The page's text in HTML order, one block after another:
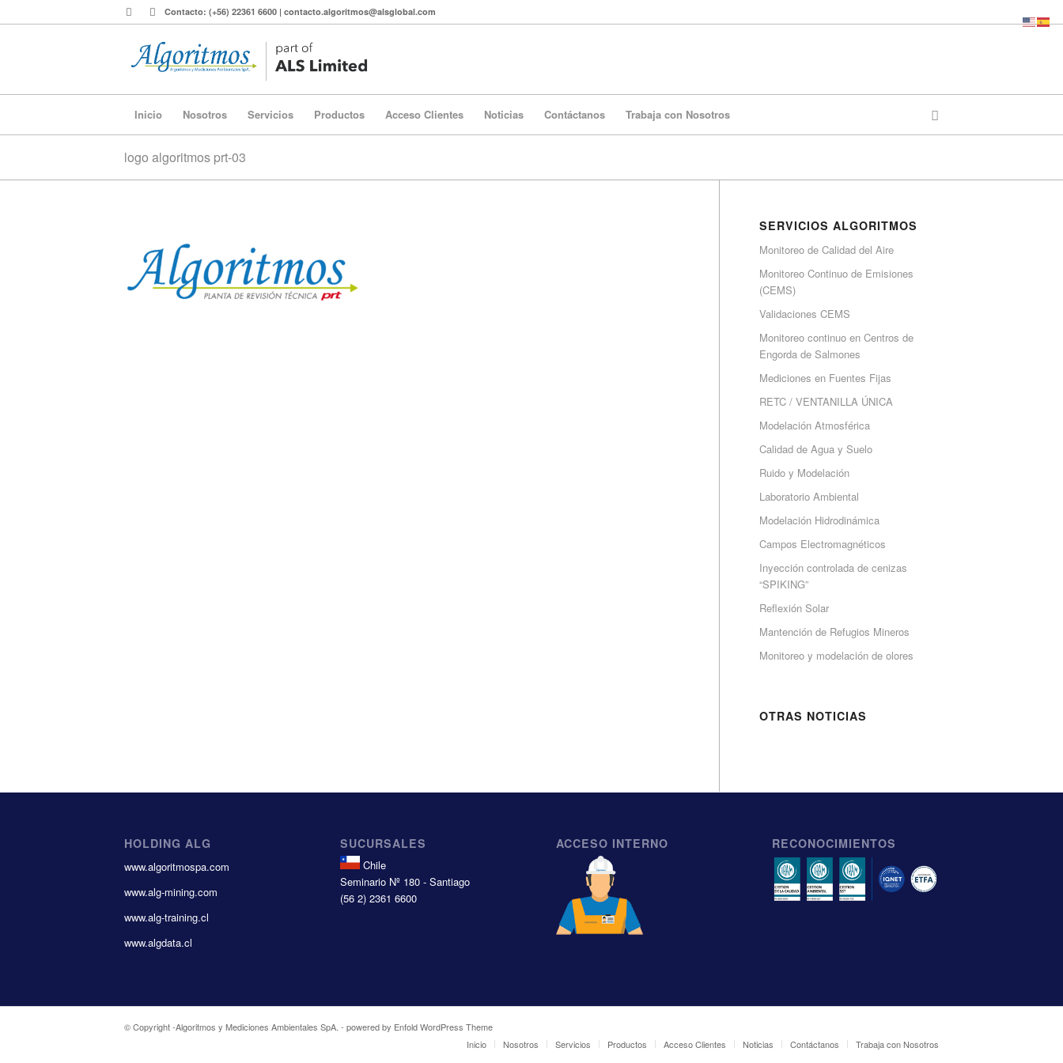
Contacto: (+56) 22361 6600 | contacto.algoritmos@alsglobal.com
Inicio Nosotros Servicios Productos Acceso Clientes Noticias Contáctanos Trabaja con Nosotros
logo algoritmos prt-03
SERVICIOS ALGORITMOS
Monitoreo de Calidad del Aire
Monitoreo Continuo de Emisiones
(CEMS)
Validaciones CEMS
Monitoreo continuo en Centros de
Engorda de Salmones
Mediciones en Fuentes Fijas
RETC / VENTANILLA ÚNICA
Modelación Atmosférica
Calidad de Agua y Suelo
Ruido y Modelación
Laboratorio Ambiental
Modelación Hidrodinámica
Campos Electromagnéticos
Inyección controlada de cenizas
“SPIKING”
Reflexión Solar
Mantención de Refugios Mineros
Monitoreo y modelación de olores
OTRAS NOTICIAS
HOLDING ALG
www.algoritmospa.com
www.alg-mining.com
www.alg-training.cl
www.algdata.cl
SUCURSALES
Chile
Seminario Nº 180 - Santiago
(56 2) 2361 6600
ACCESO INTERNO RECONOCIMIENTOS
© Copyright -Algoritmos y Mediciones Ambientales SpA. - powered by Enfold WordPress Theme
Inicio
Nosotros Servicios Productos Acceso Clientes Noticias Contáctanos Trabaja con Nosotros